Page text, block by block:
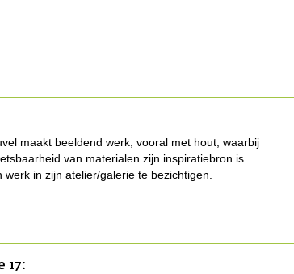
maakt beeldend werk, vooral met hout, waarbij
van materialen zijn inspiratiebron is.
werk in zijn atelier/galerie te bezichtigen.